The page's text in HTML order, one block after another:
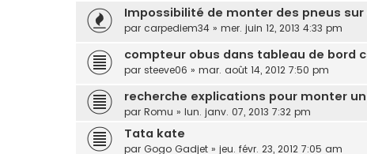
Impossibilité de monter des pneus
par carpediem34 » mer. juin 12, 2013 4:33 pm
compteur obus dans tableau de bord
par steeve06 » mar. août 14, 2012 7:50 pm
recherche explications pour monter
par Romu » lun. janv. 07, 2013 7:32 pm
Tata kate
par Gogo Gadjet » jeu. févr. 23, 2012 7:05 am